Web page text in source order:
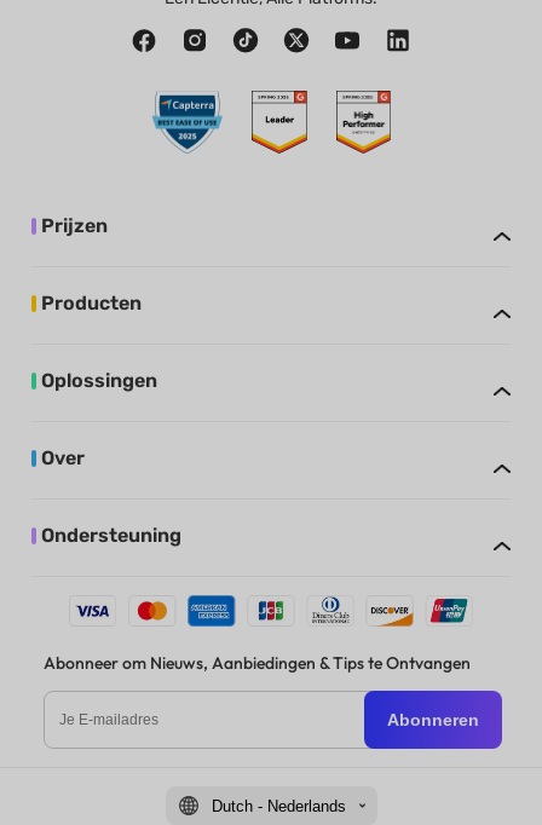
Prijzen
Producten
Oplossingen
Over
Ondersteuning
Abonneer om Nieuws, Aanbiedingen & Tips te Ontvangen
Abonneren
Dutch - Nederlands